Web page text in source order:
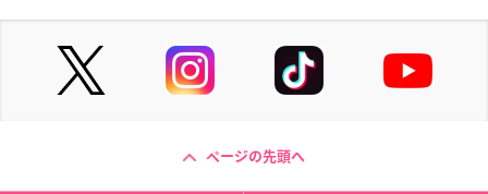
ページの先頭へ